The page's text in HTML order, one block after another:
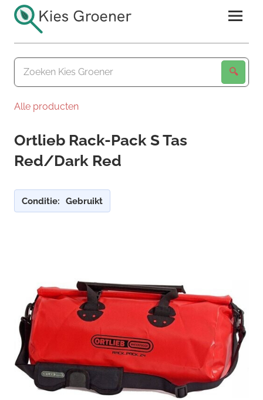
naar
inhoudKies
Groener
Alle producten
Ortlieb Rack-Pack S Tas
Red/Dark Red
Conditie: Gebruikt